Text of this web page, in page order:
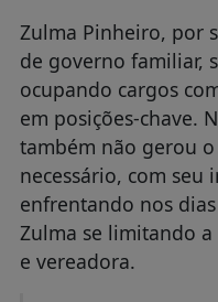
Zulma Pinheiro, por
de governo familiar,
ocupando cargos
em posições-chave.
também não gerou
necessário, com
enfrentando nos
Zulma se limitando
e vereadora.